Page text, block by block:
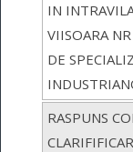
IN
VIISOARA
DE
RASPUNS